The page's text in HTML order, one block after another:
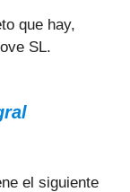
que hay,
SL.
el siguiente